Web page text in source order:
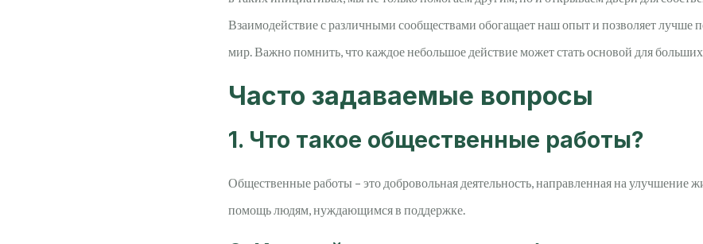
Взаимодействие с различными сообществами обогащает наш опыт и позволяет
мир. Важно помнить, что каждое небольшое действие может стать основой для
Часто задаваемые вопросы
1. Что такое общественные работы?
Общественные работы – это добровольная деятельность, направленная на улучшение
помощь людям, нуждающимся в поддержке.